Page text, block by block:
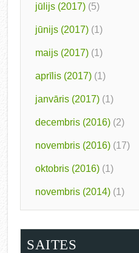
jūlijs (2017) (5)
jūnijs (2017) (1)
maijs (2017) (1)
aprīlis (2017) (1)
janvāris (2017) (1)
decembris (2016) (2)
novembris (2016) (17)
oktobris (2016) (1)
novembris (2014) (1)
SAITES